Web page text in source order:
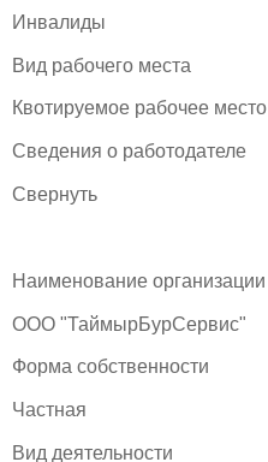
Инвалиды
Вид рабочего места
Квотируемое рабочее место
Сведения о работодателе
Свернуть
Наименование организации
ООО "ТаймырБурСервис"
Форма собственности
Частная
Вид деятельности